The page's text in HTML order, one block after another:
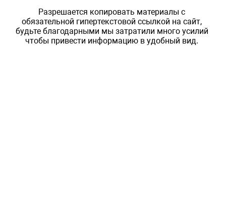
Разрешается копировать материалы с
обязательной гипертекстовой ссылкой на сайт,
будьте благодарными мы затратили много усилий
чтобы привести информацию в удобный вид.